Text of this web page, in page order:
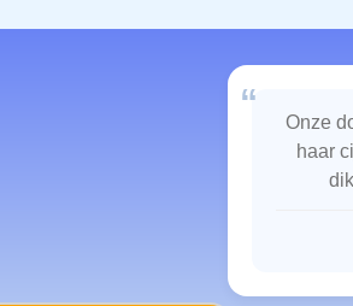
“
Onze
haar